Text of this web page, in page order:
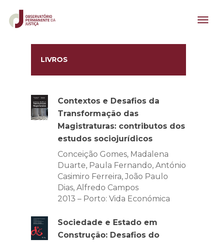
LIVROS
Contextos e Desafios da
Transformação das
Magistraturas: contributos dos
estudos sociojurídicos
Conceição Gomes, Madalena
Duarte, Paula Fernando, António
Casimiro Ferreira, João Paulo
Dias, Alfredo Campos
2013 – Porto: Vida Económica
Sociedade e Estado em
Construção: Desafios do